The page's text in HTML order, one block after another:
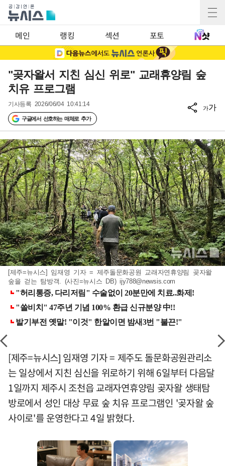
메인 랭킹 섹션 포토
"곶자왈서 지친 심신 위로" 교래휴양림 숲
치유 프로그램
기사등록 2026/06/04 10:41:14
구글에서 선호하는 매체로 추가
가가
[제주=뉴시스] 임재영 기자 = 제주돌문화공원 교래자연휴양림 곶자왈
숲을 걷는 탐방객. (사진=뉴시스 DB) ijy788@newsis.com
[제주=뉴시스] 임재영 기자 = 제주도 돌문화공원관리소
는 일상에서 지친 심신을 위로하기 위해 6일부터 다음달
1일까지 제주시 조천읍 교래자연휴양림 곶자왈 생태탐
방로에서 성인 대상 무료 숲 치유 프로그램인 '곶자왈 숲
사이로'를 운영한다고 4일 밝혔다.